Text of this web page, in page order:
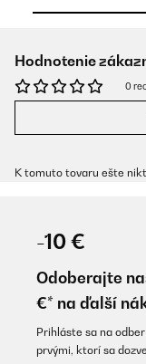
Hodnotenie
0
K tomuto tovaru ešte
-10 €
Odoberajte
€* na ďalší
Prihláste sa na
prvými, ktorí sa